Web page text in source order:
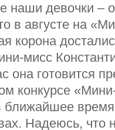
наши девочки –
в августе на
корона
мисс
она готовится
конкурсе
ближайшее
Надеюсь, что